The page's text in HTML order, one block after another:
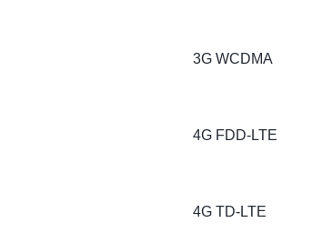
3G WCDMA
4G FDD-LTE
4G TD-LTE